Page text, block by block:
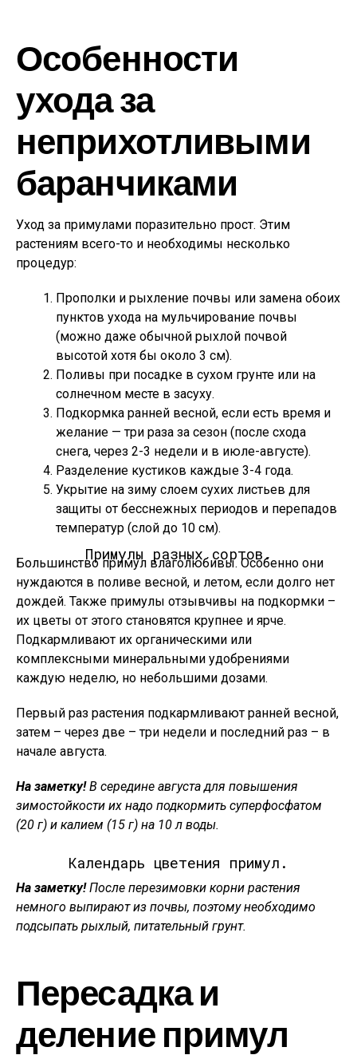
Особенности
ухода за
неприхотливыми
баранчиками
Уход за примулами поразительно прост. Этим
растениям всего-то и необходимы несколько
процедур:
Прополки и рыхление почвы или замена обоих
пунктов ухода на мульчирование почвы
(можно даже обычной рыхлой почвой
высотой хотя бы около 3 см).
Поливы при посадке в сухом грунте или на
солнечном месте в засуху.
Подкормка ранней весной, если есть время и
желание — три раза за сезон (после схода
снега, через 2-3 недели и в июле-августе).
Разделение кустиков каждые 3-4 года.
Укрытие на зиму слоем сухих листьев для
защиты от бесснежных периодов и перепадов
температур (слой до 10 см).
Примулы разных сортов.
Большинство примул влаголюбивы. Особенно они
нуждаются в поливе весной, и летом, если долго нет
дождей. Также примулы отзывчивы на подкормки –
их цветы от этого становятся крупнее и ярче.
Подкармливают их органическими или
комплексными минеральными удобрениями
каждую неделю, но небольшими дозами.
Первый раз растения подкармливают ранней весной,
затем – через две – три недели и последний раз – в
начале августа.
На заметку!В середине августа для повышения
зимостойкости их надо подкормить суперфосфатом
(20 г) и калием (15 г) на 10 л воды.
Календарь цветения примул.
На заметку!После перезимовки корни растения
немного выпирают из почвы, поэтому необходимо
подсыпать рыхлый, питательный грунт.
Пересадка и
деление примул